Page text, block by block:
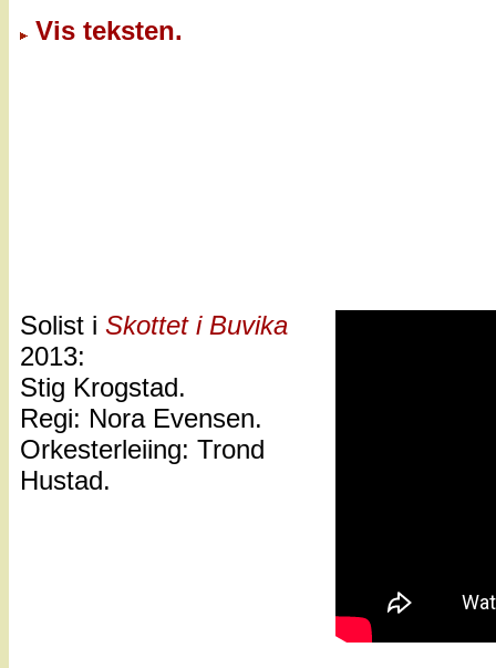
Vis teksten.
Solist i Skottet i Buvika
2013:
Stig Krogstad.
Regi: Nora Evensen.
Orkesterleiing: Trond
Hustad.